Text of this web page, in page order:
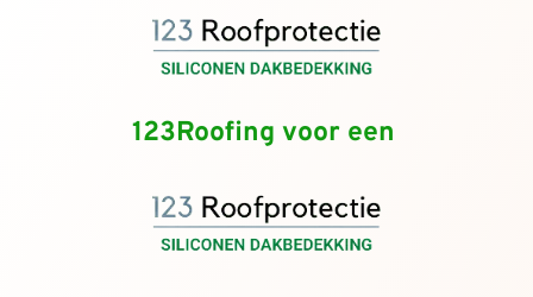
123Roofing voor een